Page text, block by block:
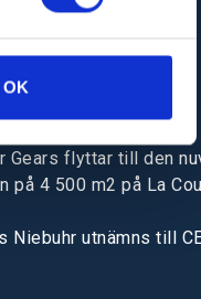
OK
Gears flyttar till den
på 4 500 m2 på La
Niebuhr utnämns till